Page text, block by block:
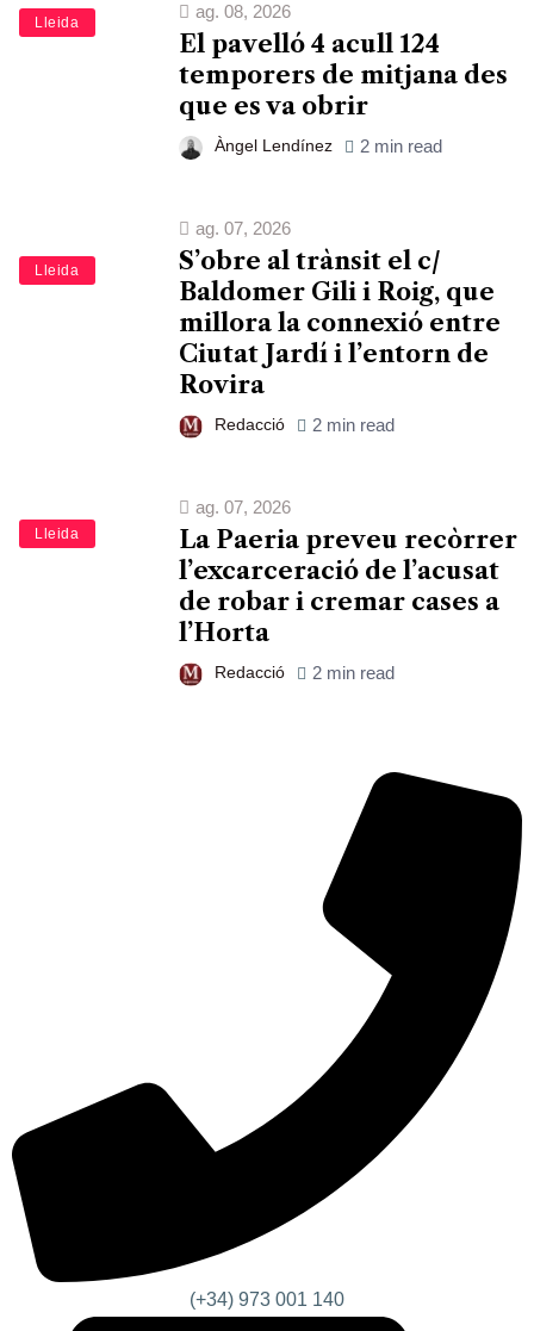
Lleida
ag. 08, 2026
El pavelló 4 acull 124
temporers de mitjana des
que es va obrir
Àngel Lendínez 2 min read
Lleida
ag. 07, 2026
S’obre al trànsit el c/
Baldomer Gili i Roig, que
millora la connexió entre
Ciutat Jardí i l’entorn de
Rovira
Redacció 2 min read
Lleida
ag. 07, 2026
La Paeria preveu recòrrer
l’excarceració de l’acusat
de robar i cremar cases a
l’Horta
Redacció 2 min read
(+34) 973 001 140